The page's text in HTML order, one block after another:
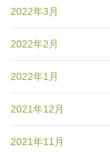
2022年3月
2022年2月
2022年1月
2021年12月
2021年11月